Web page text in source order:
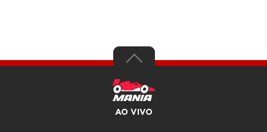
AO VIVO